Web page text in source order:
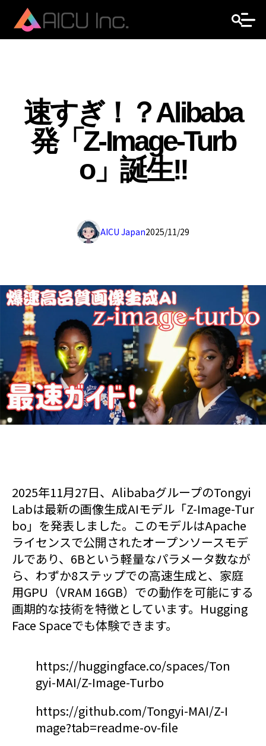
速すぎ！？Alibaba
発「Z-Image-Turb
o」誕生!!
2025/11/29
AICU Japan
2025年11月27日、AlibabaグループのTongyi
Labは最新の画像生成AIモデル「Z-Image-Tur
bo」を発表しました。このモデルはApache
ライセンスで公開されたオープンソースモデ
ルであり、6Bという軽量なパラメータ数なが
ら、わずか8ステップでの高速生成と、家庭
用GPU（VRAM 16GB）での動作を可能にする
画期的な技術を特徴としています。Hugging
Face Spaceでも体験できます。
https://huggingface.co/spaces/Ton
gyi-MAI/Z-Image-Turbo
https://github.com/Tongyi-MAI/Z-I
mage?tab=readme-ov-file